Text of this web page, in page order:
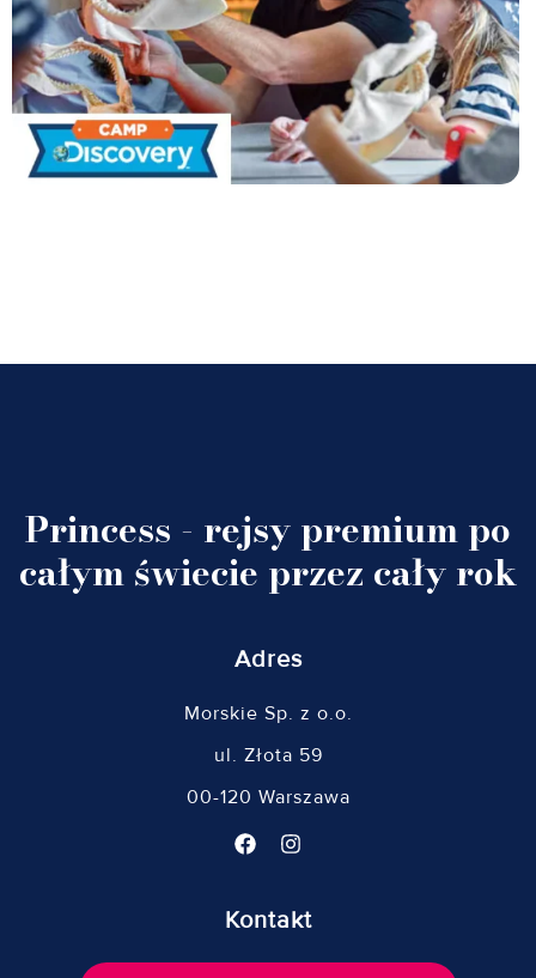
Princess - rejsy premium po
całym świecie przez cały rok
Adres
Morskie Sp. z o.o.
ul. Złota 59
00-120 Warszawa
Kontakt